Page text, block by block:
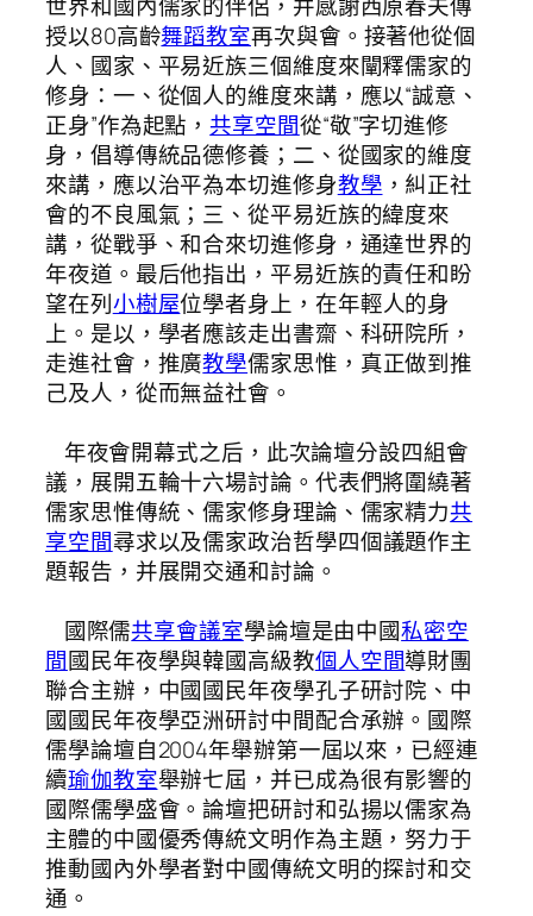
世界和國內儒家的伴侶，并感謝西原春夫傳
授以80高齡舞蹈教室再次與會。接著他從個
人、國家、平易近族三個維度來闡釋儒家的
修身：一、從個人的維度來講，應以“誠意、
正身”作為起點，共享空間從“敬”字切進修
身，倡導傳統品德修養；二、從國家的維度
來講，應以治平為本切進修身教學 ，糾正社
會的不良風氣；三、從平易近族的緯度來
講，從戰爭、和合來切進修身，通達世界的
年夜道。最后他指出，平易近族的責任和盼
望在列小樹屋位學者身上，在年輕人的身
上。是以，學者應該走出書齋、科研院所，
走進社會，推廣教學儒家思惟，真正做到推
己及人，從而無益社會。
年夜會開幕式之后，此次論壇分設四組會
議，展開五輪十六場討論。代表們將圍繞著
儒家思惟傳統、儒家修身理論、儒家精力共
享空間尋求以及儒家政治哲學四個議題作主
題報告，并展開交通和討論。
國際儒共享會議室學論壇是由中國私密空
間國民年夜學與韓國高級教個人空間導財團
聯合主辦，中國國民年夜學孔子研討院、中
國國民年夜學亞洲研討中間配合承辦。國際
儒學論壇自2004年舉辦第一屆以來，已經連
續瑜伽教室舉辦七屆，并已成為很有影響的
國際儒學盛會。論壇把研討和弘揚以儒家為
主體的中國優秀傳統文明作為主題，努力于
推動國內外學者對中國傳統文明的探討和交
通。